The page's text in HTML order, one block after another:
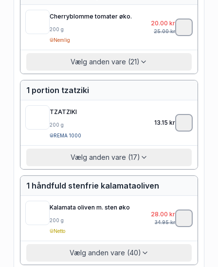
Cherryblomme tomater øko.
200 g
Nemlig
20.00 kr
25.00kr
Vælg anden vare (21)
1 portion tzatziki
TZATZIKI
200 g
REMA 1000
13.15 kr
Vælg anden vare (17)
1 håndfuld stenfrie kalamataoliven
Kalamata oliven m. sten øko
200 g
Netto
28.00 kr
34.95kr
Vælg anden vare (40)